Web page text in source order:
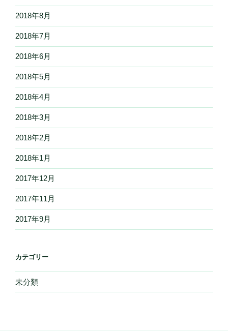
2018年8月
2018年7月
2018年6月
2018年5月
2018年4月
2018年3月
2018年2月
2018年1月
2017年12月
2017年11月
2017年9月
カテゴリー
未分類